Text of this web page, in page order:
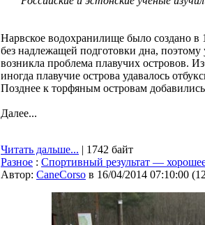
Нарвское водохранилище было создано в
без надлежащей подготовки дна, поэтому
возникла проблема плавучих островов.
иногда плавучие острова удавалось
Позднее к торфяным островам
Далее...
Читать дальше... | 1742 байт
Разное : Спортивный результат —
Автор: CaneCorso в 16/04/2014 07:10:00 (